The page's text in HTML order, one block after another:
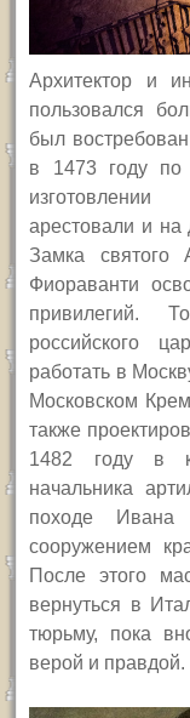
Архитектор и
пользовался
был
в 1473 году по
арестовали и на
Замка святого
Фиораванти
привилегий.
российского
работать в
Московском
также
1482 году в
начальника
походе Ивана
сооружением
После этого
вернуться в
тюрьму, пока
верой и правдой.